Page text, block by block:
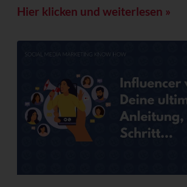
Hier klicken und weiterlesen »